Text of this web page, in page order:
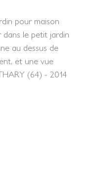
pour maison
dans le petit jardin
au dessus de
et une vue
(64) - 2014